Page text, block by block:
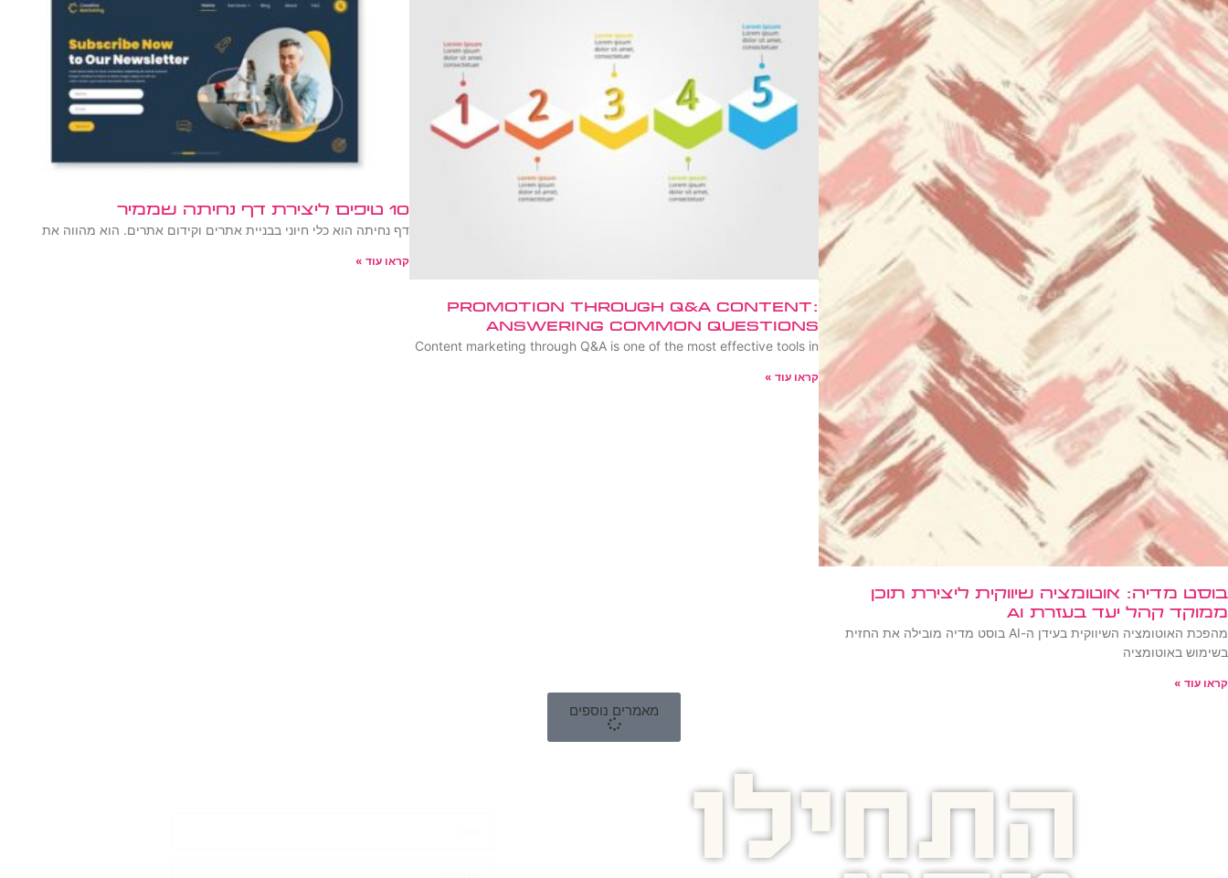
בוסט מדיה: אוטומציה שיווקית ליצירת תוכן
ממוקד קהל יעד בעזרת AI
מהפכת האוטומציה השיווקית בעידן ה-AI בוסט מדיה מובילה את החזית
בשימוש באוטומציה
קראו עוד »
Promotion Through Q&A Content:
Answering Common Questions
Content marketing through Q&A is one of the most effective tools in
קראו עוד »
10 טיפים ליצירת דף נחיתה שממיר
דף נחיתה הוא כלי חיוני בבניית אתרים וקידום אתרים. הוא מהווה את
קראו עוד »
מאמרים נוספים
התחילו